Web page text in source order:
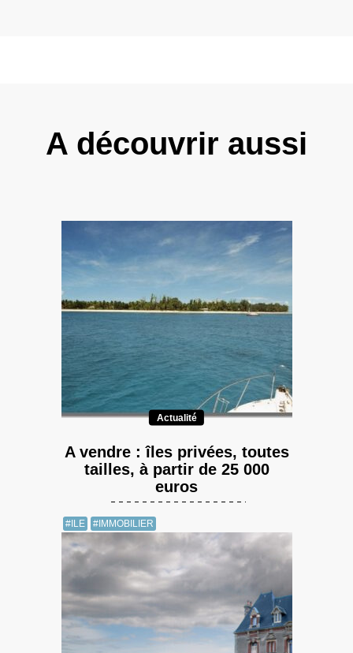
A découvrir aussi
Actualité
A vendre : îles privées, toutes
tailles, à partir de 25 000
euros
#ILE #IMMOBILIER